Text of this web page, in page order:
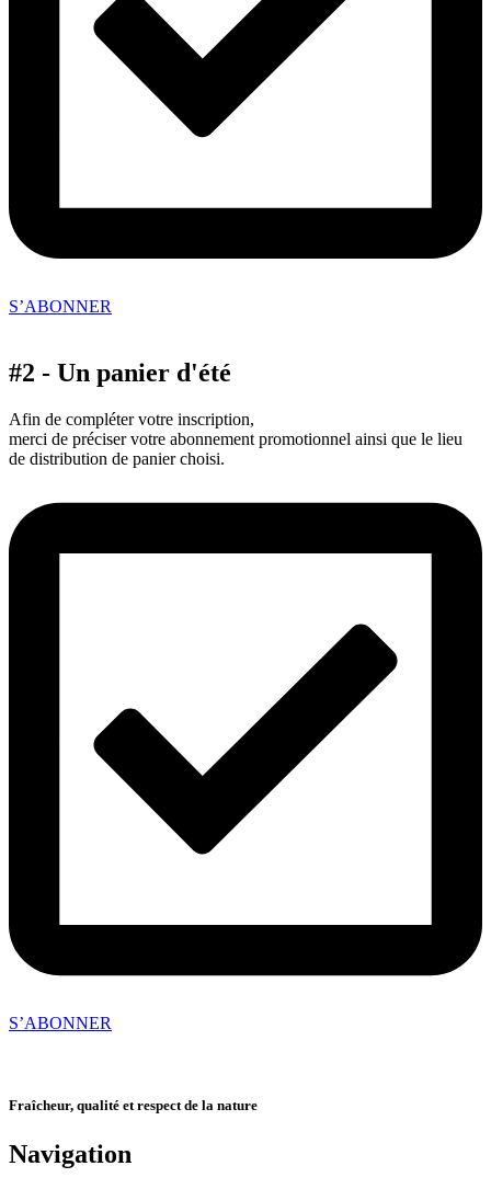
S’ABONNER
#2 - Un panier d'été
Afin de compléter votre inscription,
merci de préciser votre abonnement promotionnel ainsi que le lieu
de distribution de panier choisi.
S’ABONNER
Fraîcheur, qualité et respect de la nature
Navigation